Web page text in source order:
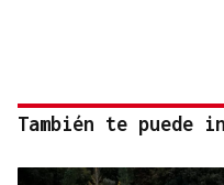
También te puede